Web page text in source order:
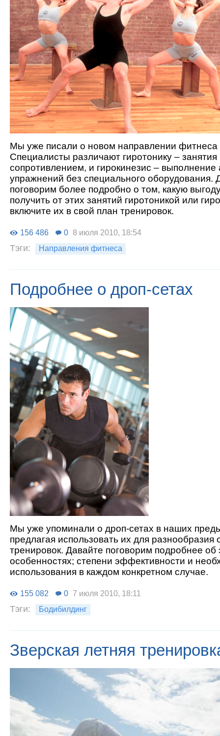
Мы уже писали о новом направлении фитнеса
Специалисты различают гиротонику –
сопротивлением, и гирокинезис – выполнение
упражнений без специального оборудования.
поговорим более подробно о том, какую
получить от этих занятий гиротоникой или
включите их в свой план тренировок.
156 486 0 8 июля 2010, 18:54
Тэги: Направления фитнеса
Подробнее о дроп-сетах
Мы уже упоминали о дроп-сетах в наших
предлагая использовать их для
тренировок. Давайте поговорим подробнее об
особенностях; степени эффективности и
использования в каждом конкретном случае.
155 082 0 7 июля 2010, 18:11
Тэги: Бодибилдинг
Зверская летняя